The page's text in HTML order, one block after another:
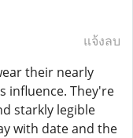
แจ้งลบ
their nearly
influence. They're
starkly legible
with date and the